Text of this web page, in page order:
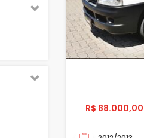
R$ 88.000,00